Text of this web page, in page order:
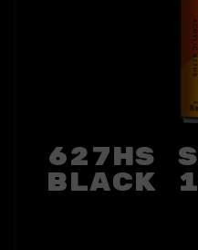
627HS
Black